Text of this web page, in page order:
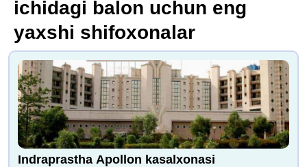
ichidagi balon uchun eng
yaxshi shifoxonalar
Indraprastha Apollon kasalxonasi